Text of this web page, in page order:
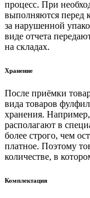
процесс. При
выполняются перед
за нарушенной
виде отчета
на складах.
Хранение
После приёмки
вида товаров
хранения.
располагают в
более строго, чем
платное. Поэтому
количестве, в
Комплектация